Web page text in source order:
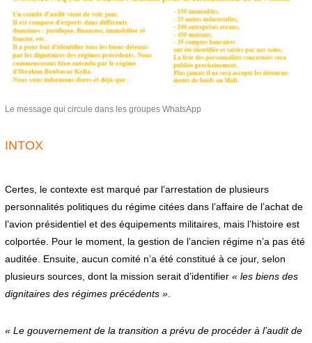
Le message qui circule dans les groupes WhatsApp
INTOX
Certes, le contexte est marqué par l’arrestation de plusieurs
personnalités politiques du régime citées dans l’affaire de l’achat de
l’avion présidentiel et des équipements militaires, mais l’histoire est
colportée. Pour le moment, la gestion de l’ancien régime n’a pas été
auditée. Ensuite, aucun comité n’a été constitué à ce jour, selon
plusieurs sources, dont la mission serait d’identifier « les biens des
dignitaires des régimes précédents ».
« Le gouvernement de la transition a prévu de procéder à l’audit de